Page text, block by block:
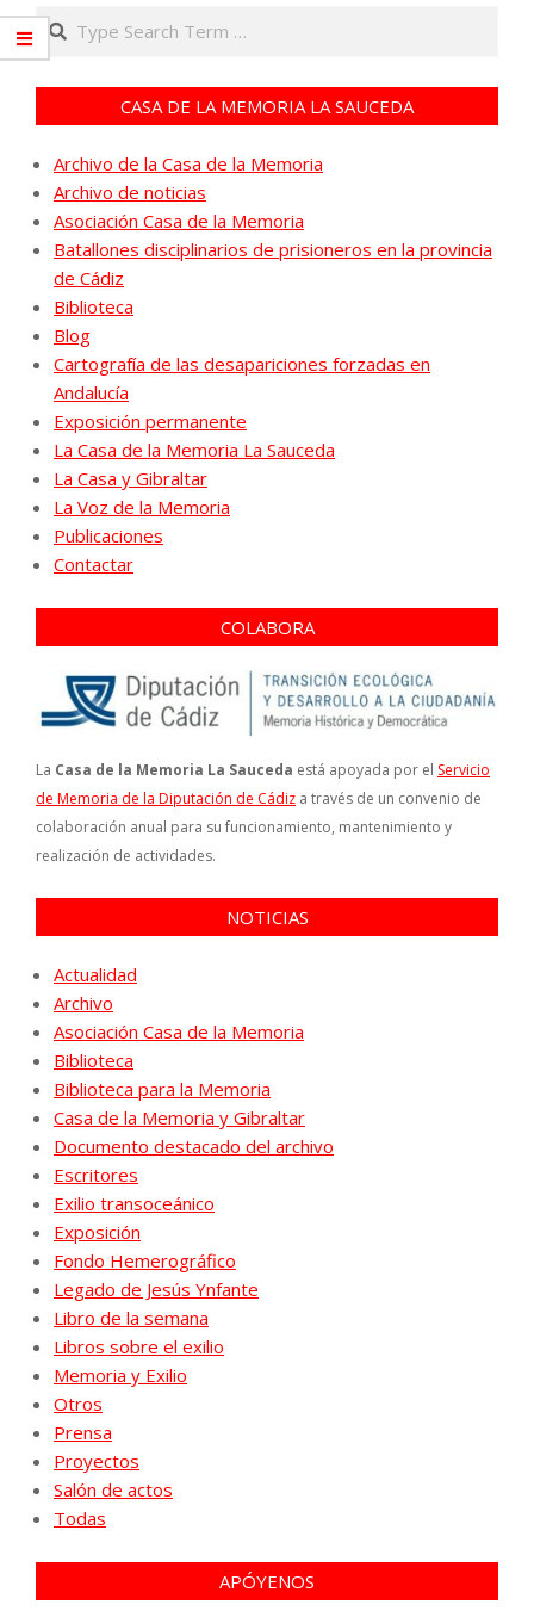
Search
CASA DE LA MEMORIA LA SAUCEDA
Archivo de la Casa de la Memoria
Archivo de noticias
Asociación Casa de la Memoria
Batallones disciplinarios de prisioneros en la provincia
de Cádiz
Biblioteca
Blog
Cartografía de las desapariciones forzadas en
Andalucía
Exposición permanente
La Casa de la Memoria La Sauceda
La Casa y Gibraltar
La Voz de la Memoria
Publicaciones
Contactar
COLABORA
La Casa de la Memoria La Sauceda está apoyada por el Servicio
de Memoria de la Diputación de Cádiz a través de un convenio de
colaboración anual para su funcionamiento, mantenimiento y
realización de actividades.
NOTICIAS
Actualidad
Archivo
Asociación Casa de la Memoria
Biblioteca
Biblioteca para la Memoria
Casa de la Memoria y Gibraltar
Documento destacado del archivo
Escritores
Exilio transoceánico
Exposición
Fondo Hemerográfico
Legado de Jesús Ynfante
Libro de la semana
Libros sobre el exilio
Memoria y Exilio
Otros
Prensa
Proyectos
Salón de actos
Todas
APÓYENOS